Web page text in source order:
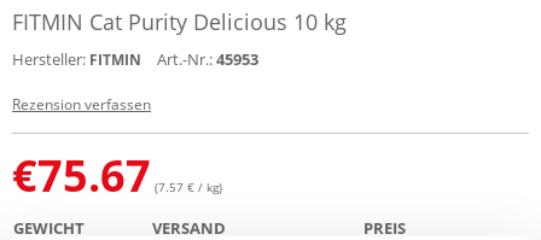
FITMIN Cat Purity Delicious 10 kg
Hersteller: FITMIN Art.-Nr.:45953
Rezension verfassen
€75.67 (7.57 € / kg)
GEWICHT VERSAND PREIS